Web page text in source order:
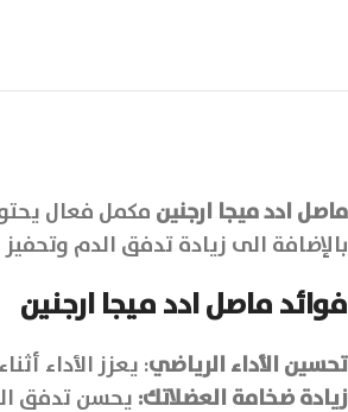
ماصل ادد ميجا ارجنين مكمل فعال
بالإضافة الى زيادة تدفق الدم
فوائد ماصل ادد ميجا ارجنين
تحسين الأداء الرياضي: يعزز الأداء
زيادة ضخامة العضلاتك: يحسن تدفق